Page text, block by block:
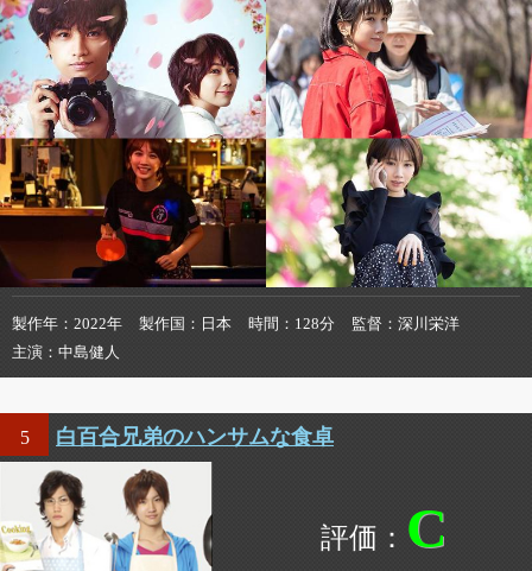
製作年 2022年 製作国 日本 時間 128分 監督
深川栄洋
主演
中島健人
5 白百合兄弟のハンサムな食卓
C